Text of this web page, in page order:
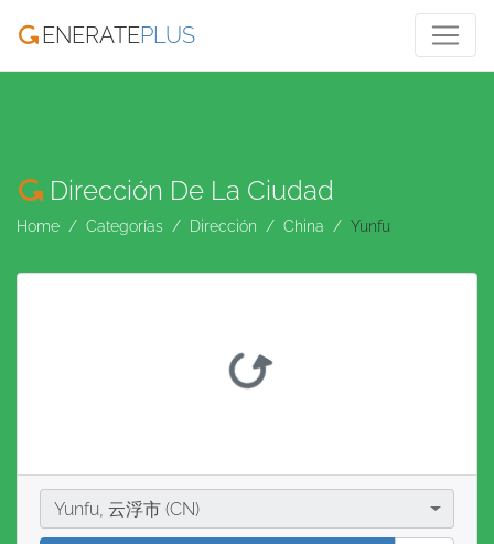
ENERATEPLUS
Dirección De La Ciudad
Home Categorías Dirección China Yunfu
Ciudad
Yunfu, 云浮市 (CN)